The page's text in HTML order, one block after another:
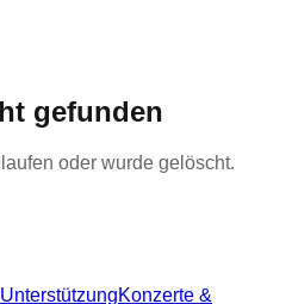
gefunden
oder wurde gelöscht.
Konzerte &